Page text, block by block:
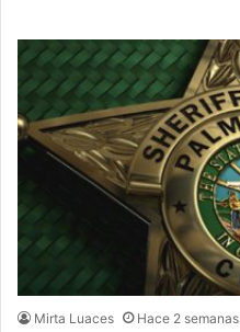
Mirta Luaces Hace 2 semanas